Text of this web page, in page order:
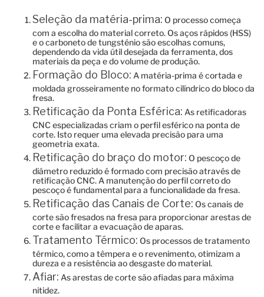
Seleção da matéria-prima: O processo começa
com a escolha do material correto. Os aços rápidos (HSS)
e o carboneto de tungsténio são escolhas comuns,
dependendo da vida útil desejada da ferramenta, dos
materiais da peça e do volume de produção.
Formação do Bloco: A matéria-prima é cortada e
moldada grosseiramente no formato cilíndrico do bloco da
fresa.
Retificação da Ponta Esférica: As retificadoras
CNC especializadas criam o perfil esférico na ponta de
corte. Isto requer uma elevada precisão para uma
geometria exata.
Retificação do braço do motor: O pescoço de
diâmetro reduzido é formado com precisão através de
retificação CNC. A manutenção do perfil correto do
pescoço é fundamental para a funcionalidade da fresa.
Retificação das Canais de Corte: Os canais de
corte são fresados ​​na fresa para proporcionar arestas de
corte e facilitar a evacuação de aparas.
Tratamento Térmico: Os processos de tratamento
térmico, como a têmpera e o revenimento, otimizam a
dureza e a resistência ao desgaste do material.
Afiar: As arestas de corte são afiadas para máxima
nitidez.